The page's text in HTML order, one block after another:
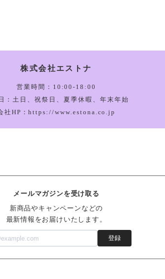
2026/03/05
株式会社エストナ
営業時間：10:00-18:00
：土日、祝祭日、夏季休暇、年末年始
社HP：https://www.estona.co.jp
メールマガジンを受け取る
新商品やキャンペーンなどの
最新情報をお届けいたします。
登録